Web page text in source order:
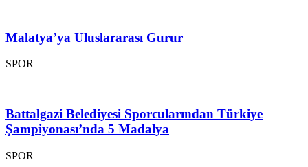
Malatya’ya Uluslararası Gurur
SPOR
Battalgazi Belediyesi Sporcularından Türkiye
Şampiyonası’nda 5 Madalya
SPOR